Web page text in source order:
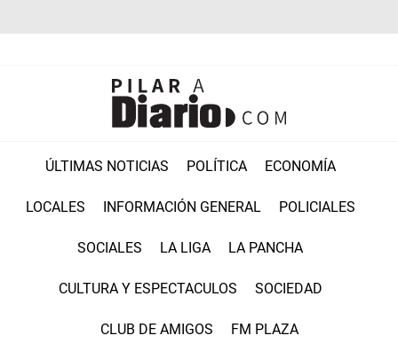
ÚLTIMAS NOTICIAS POLÍTICA ECONOMÍA
LOCALES INFORMACIÓN GENERAL POLICIALES
SOCIALES LA LIGA LA PANCHA
CULTURA Y ESPECTACULOS SOCIEDAD
CLUB DE AMIGOS FM PLAZA